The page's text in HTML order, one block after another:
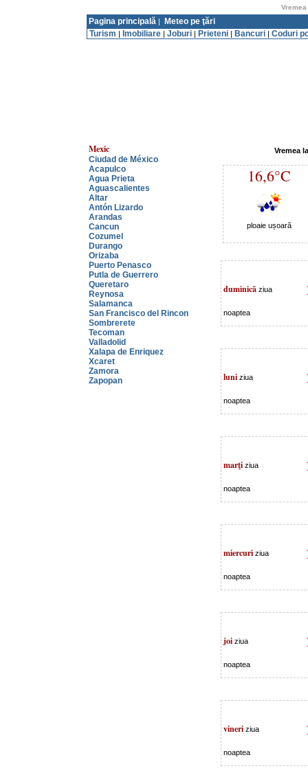
Pagina principală |
Meteo pe ţări
Turism | Imobiliare | Joburi | Prieteni | Bancuri | Coduri
Mexic
Ciudad de México
Acapulco
Agua Prieta
Aguascalientes
Altar
Antón Lizardo
Arandas
Cancun
Cozumel
Durango
Orizaba
Puerto Penasco
Putla de Guerrero
Queretaro
Reynosa
Salamanca
San Francisco del Rincon
Sombrerete
Tecoman
Valladolid
Xalapa de Enriquez
Xcaret
Zamora
Zapopan
Vremea
16,6°C
ploaie ușoară
duminică ziua
noaptea
luni ziua
noaptea
marţi ziua
noaptea
miercuri ziua
noaptea
joi ziua
noaptea
vineri ziua
noaptea